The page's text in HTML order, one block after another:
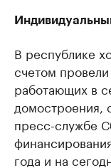
В республике
счетом провели
работающих в
домостроения,
пресс-службе
года и на